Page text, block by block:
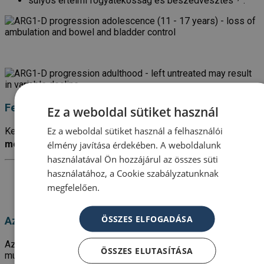
Felnőttkor (18 év felett)
Kezelés nélkül az ARG1-D progresszív hanyatlással
mortalitáshoz vezethet 2,4,9,16,17 .
Az ARG1-D kezelése
Az ARG1-D-s betegek optimális ellátásához
multidiszciplináris team-re van szükség, amely a következő
Ez a weboldal sütiket használ
Ez a weboldal sütiket használ a felhasználói
élmény javítása érdekében. A weboldalunk
használatával Ön hozzájárul az összes süti
használatához, a Cookie szabályzatunknak
megfelelően.
ÖSSZES ELFOGADÁSA
ÖSSZES ELUTASÍTÁSA